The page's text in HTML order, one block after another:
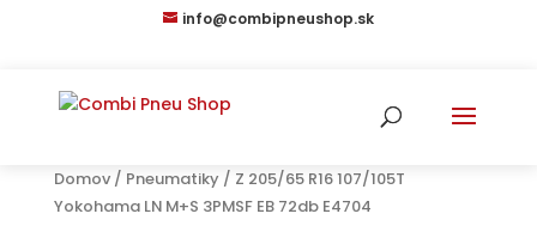
info@combipneushop.sk
Domov/ Pneumatiky / Z 205/65 R16 107/105T
Yokohama LN M+S 3PMSF EB 72db E4704